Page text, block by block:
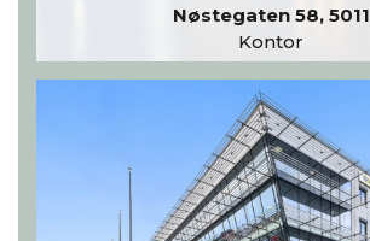
Nøstegaten 58, 5011
Kontor